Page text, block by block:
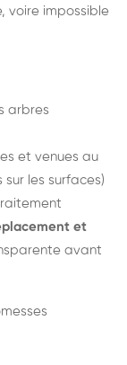
voire impossible
arbres
et venues au
les surfaces)
et
avant